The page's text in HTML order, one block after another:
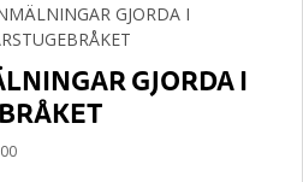
GJORDA I